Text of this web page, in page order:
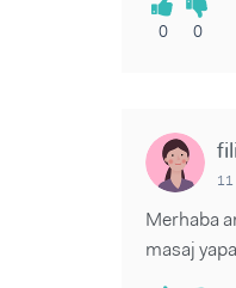
0 0
11
Merhaba
masaj